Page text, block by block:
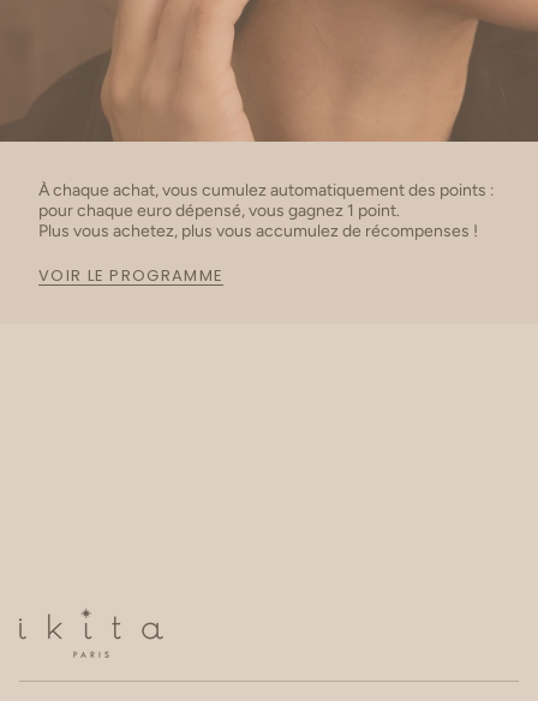
À chaque achat, vous cumulez automatiquement des points :
pour chaque euro dépensé, vous gagnez 1 point.
Plus vous achetez, plus vous accumulez de récompenses !
VOIR LE PROGRAMME